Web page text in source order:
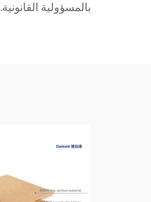
بالمسؤولية القانونية.